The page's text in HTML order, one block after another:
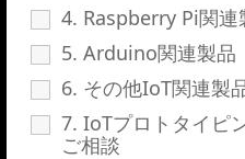
4. Raspberry Pi関連
5. Arduino関連製品
6. その他IoT関連製
7. IoTプロトタイピ
ご相談